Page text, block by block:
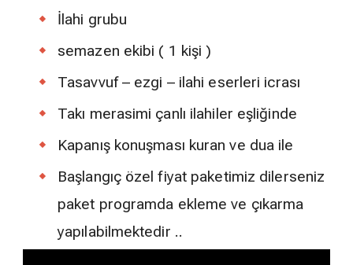
İlahi grubu
semazen ekibi ( 1 kişi )
Tasavvuf – ezgi – ilahi eserleri icrası
Takı merasimi çanlı ilahiler eşliğinde
Kapanış konuşması kuran ve dua ile
Başlangıç özel fiyat paketimiz dilerseniz
paket programda ekleme ve çıkarma
yapılabilmektedir ..